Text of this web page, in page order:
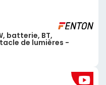
batterie, BT,
de lumières -